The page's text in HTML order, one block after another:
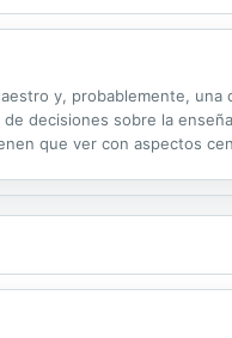
y, probablemente, una
decisiones sobre la
que ver con aspectos